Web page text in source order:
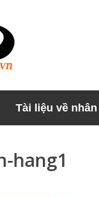
Tài liệu về
hang1